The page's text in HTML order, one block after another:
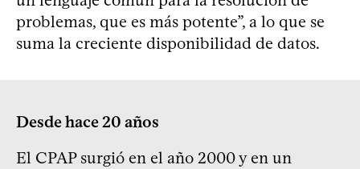
problemas, que es más potente”, a lo que se
suma la creciente disponibilidad de datos.
Desde hace 20 años
El CPAP surgió en el año 2000 y en un